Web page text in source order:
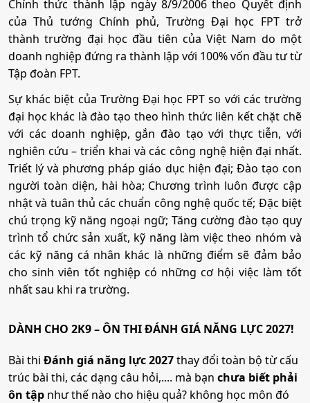
Chính thức thành lập ngày 8/9/2006 theo Quyết định
của Thủ tướng Chính phủ, Trường Đại học FPT trở
thành trường đại học đầu tiên của Việt Nam do một
doanh nghiệp đứng ra thành lập với 100% vốn đầu tư từ
Tập đoàn FPT.
Sự khác biệt của Trường Đại học FPT so với các trường
đại học khác là đào tạo theo hình thức liên kết chặt chẽ
với các doanh nghiệp, gắn đào tạo với thực tiễn, với
nghiên cứu – triển khai và các công nghệ hiện đại nhất.
Triết lý và phương pháp giáo dục hiện đại; Đào tạo con
người toàn diện, hài hòa; Chương trình luôn được cập
nhật và tuân thủ các chuẩn công nghệ quốc tế; Đặc biệt
chú trọng kỹ năng ngoại ngữ; Tăng cường đào tạo quy
trình tổ chức sản xuất, kỹ năng làm việc theo nhóm và
các kỹ năng cá nhân khác là những điểm sẽ đảm bảo
cho sinh viên tốt nghiệp có những cơ hội việc làm tốt
nhất sau khi ra trường.
DÀNH CHO 2K9 – ÔN THI ĐÁNH GIÁ NĂNG LỰC 2027!
Bài thi Đánh giá năng lực 2027thay đổi toàn bộ từ cấu
trúc bài thi, các dạng câu hỏi,.... mà bạn chưa biết phải
ôn tập như thế nào cho hiệu quả? không học môn đó